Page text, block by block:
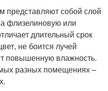
собой слой
флизелиновую или
длительный срок
не боится лучей
повышенную влажность.
разных помещениях –